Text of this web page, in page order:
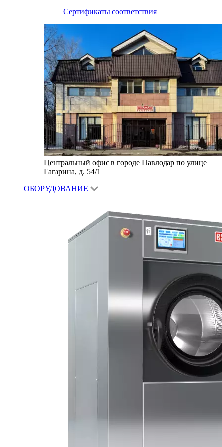
Сертификаты соответствия
Центральный офис в городе Павлодар по улице
Гагарина, д. 54/1
ОБОРУДОВАНИЕ